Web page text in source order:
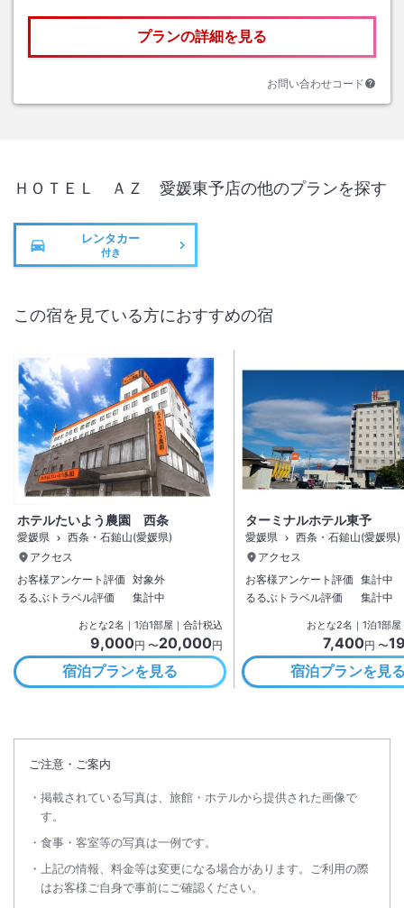
プランの詳細を見る
お問い合わせコード
ＨＯＴＥＬ ＡＺ 愛媛東予店の他のプランを探す
レンタカー
付き
この宿を見ている方におすすめの宿
ホテルたいよう農園 西条
愛媛県
西条・石鎚山(愛媛県)
アクセス
お客様アンケート評価 対象外
るるぶトラベル評価
集計中
おとな2名 ｜ 1泊1部屋｜合計税込
9,000円 〜20,000円
宿泊プランを見る
ターミナルホテル東予
愛媛県
西条・石鎚山(愛媛県)
アクセス
お客様アンケート評価 集計中
るるぶトラベル評価
集計中
おとな2名 ｜ 1泊1部屋
7,400円 〜
宿泊プランを見
ご注意・ご案内
掲載されている写真は、旅館・ホテルから提供された画像で
す。
食事・客室等の写真は一例です。
上記の情報、料金等は変更になる場合があります。ご利用の際
はお客様ご自身で事前にご確認ください。